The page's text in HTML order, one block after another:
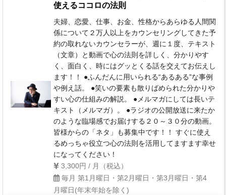
使えるココロの法則
夫婦、恋愛、仕事、お金、性格からあらゆる人間関
係について２万人以上をカウンセリングしてきた予
約の取れないカウンセラーが、週に１度、テキスト
（文章）と動画で心の法則を詳しく、分かりやす
く、面白く、時にはグッとくる話を交えてお伝えし
ます！！ ●ふんだんに用いられる“あるある”な事例
や例え話。 ●笑いの要素も散りばめられた分かりや
すい心の仕組みの解説。 ●メルマガにしては長いテ
キスト（メルマガ）。 ●ラジオの公開放送に来たか
のような臨場感でお届けする２０～３０分の動画。
皆様からの「ネタ」も募集中です！！ すぐに使え
るめっちゃ役立つ心の法則を活用してますます幸せ
になってください！
3,300円 / 月（税込）
毎月 第1月曜日・第2月曜日・第3月曜日・第4
月曜日(年末年始を除く)